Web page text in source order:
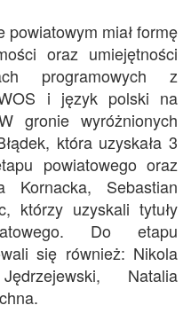
miał formę
oraz umiejętności
programowych z
i język polski na
gronie wyróżnionych
która uzyskała 3
powiatowego oraz
Kornacka, Sebastian
którzy uzyskali tytuły
Do etapu
się również: Nikola
Natalia